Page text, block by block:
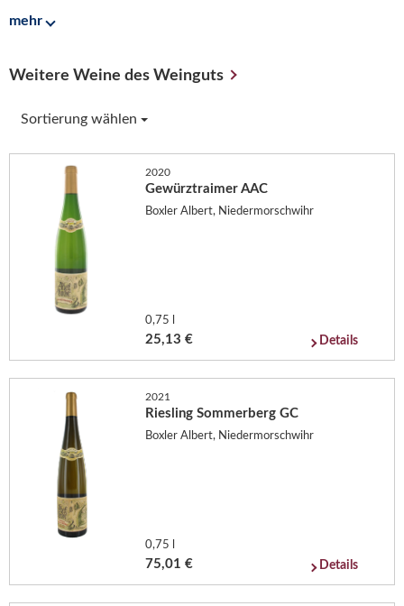
mehr
Weitere Weine des Weinguts
Sortierung wählen
2020
Gewürztraimer AAC
Boxler Albert, Niedermorschwihr
0,75 l
25,13 € Details
2021
Riesling Sommerberg GC
Boxler Albert, Niedermorschwihr
0,75 l
75,01 € Details